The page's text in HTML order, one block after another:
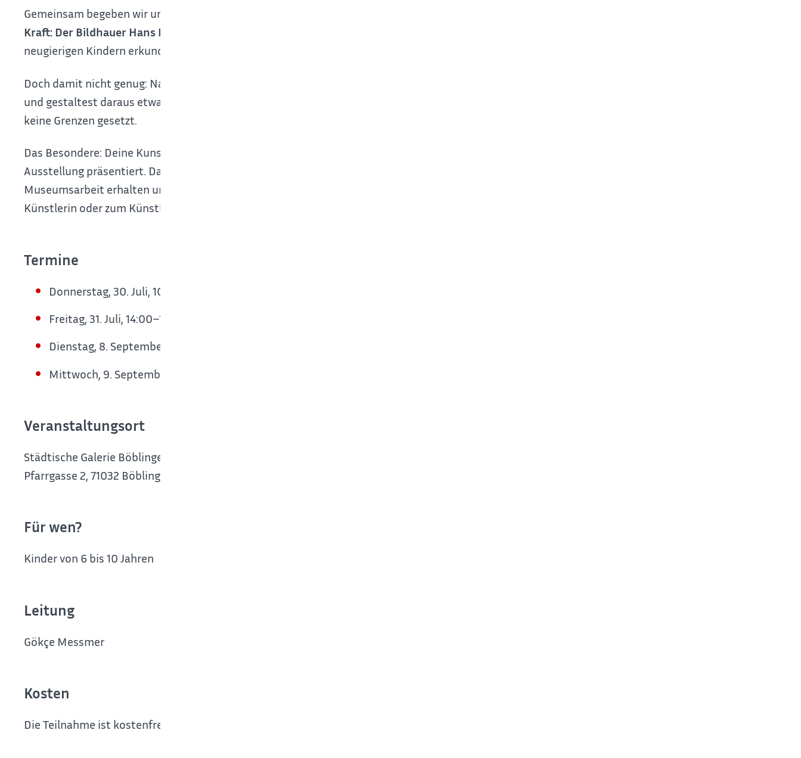
Gemeinsam begeben wir uns auf eine spannende Entdeckungsreise durch die aktuelle Ausstellung
Kraft: Der Bildhauer Hans Dieter Bohnet“
neugierigen Kindern erkundet zu werden.
Doch damit nicht genug: Nach dem Ausstellungsbesuch wirst du selbst kreativ! Du suchst dir dein Lieblingskunstwerk aus
und gestaltest daraus etwas ganz Eigenes. Ob zeichnen, modellieren, bauen oder experimentieren – deiner Fantasie sind
keine Grenzen gesetzt.
Das Besondere: Deine Kunstwerke werden im November während der
Ausstellung präsentiert. Dabei darfst du mitentscheiden, wie die Ausstellung aufgebaut wird, Einblicke in die
Museumsarbeit erhalten und sogar Besucherinnen und Besucher durch die Ausstellung führen. So wirst du nicht nur zur
Künstlerin oder zum Künstler, sondern auch zur echten Ausstellungsmacherin oder zum echten Ausstellungsmacher!
Termine
Donnerstag, 30. Juli, 10:00–13:00 Uhr
Freitag, 31. Juli, 14:00–17:00 Uhr
Dienstag, 8. September, 10:00–13:00 Uhr
Mittwoch, 9. September, 14:00–17:00 Uhr
Veranstaltungsort
Städtische Galerie Böblingen in der Zehntscheuer
Pfarrgasse 2, 71032 Böblingen
Für wen?
Kinder von 6 bis 10 Jahren
Leitung
Gökçe Messmer
Kosten
Die Teilnahme ist kostenfrei.